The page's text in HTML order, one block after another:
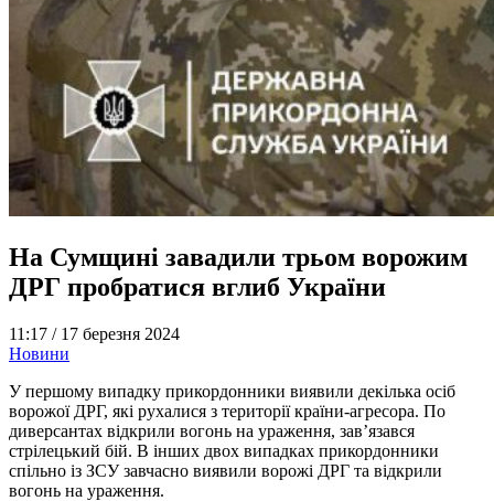
На Сумщині завадили трьом ворожим
ДРГ пробратися вглиб України
11:17 / 17 березня 2024
Новини
У першому випадку прикордонники виявили декілька осіб
ворожої ДРГ, які рухалися з території країни-агресора. По
диверсантах відкрили вогонь на ураження, зав’язався
стрілецький бій. В інших двох випадках прикордонники
спільно із ЗСУ завчасно виявили ворожі ДРГ та відкрили
вогонь на ураження.